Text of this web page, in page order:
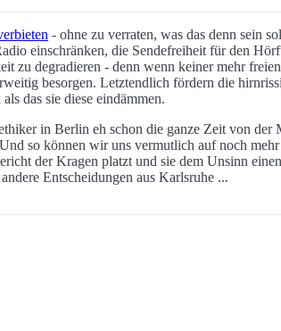
- ohne zu verraten, was das denn sein
einschränken, die Sendefreiheit für den
zu degradieren - denn wenn keiner mehr
besorgen. Letztendlich fördern die
das sie diese eindämmen.
in Berlin eh schon die ganze Zeit von
so können wir uns vermutlich auf noch
der Kragen platzt und sie dem Unsinn
Entscheidungen aus Karlsruhe ...